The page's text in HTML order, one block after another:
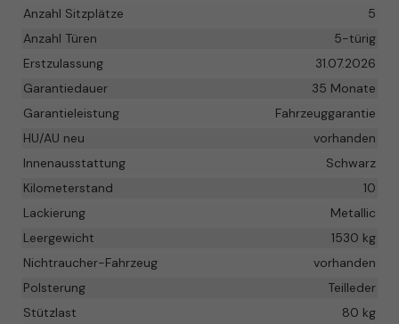
Anzahl Sitzplätze
5
Anzahl Türen
5-türig
Erstzulassung
31.07.2026
Garantiedauer
35 Monate
Garantieleistung
Fahrzeuggarantie
HU/AU neu
vorhanden
Innenausstattung
Schwarz
Kilometerstand
10
Lackierung
Metallic
Leergewicht
1530 kg
Nichtraucher-Fahrzeug
vorhanden
Polsterung
Teilleder
Stützlast
80 kg